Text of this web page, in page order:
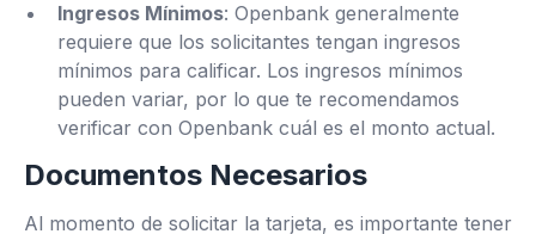
Ingresos Mínimos: Openbank generalmente
requiere que los solicitantes tengan ingresos
mínimos para calificar. Los ingresos mínimos
pueden variar, por lo que te recomendamos
verificar con Openbank cuál es el monto actual.
Documentos Necesarios
Al momento de solicitar la tarjeta, es importante tener